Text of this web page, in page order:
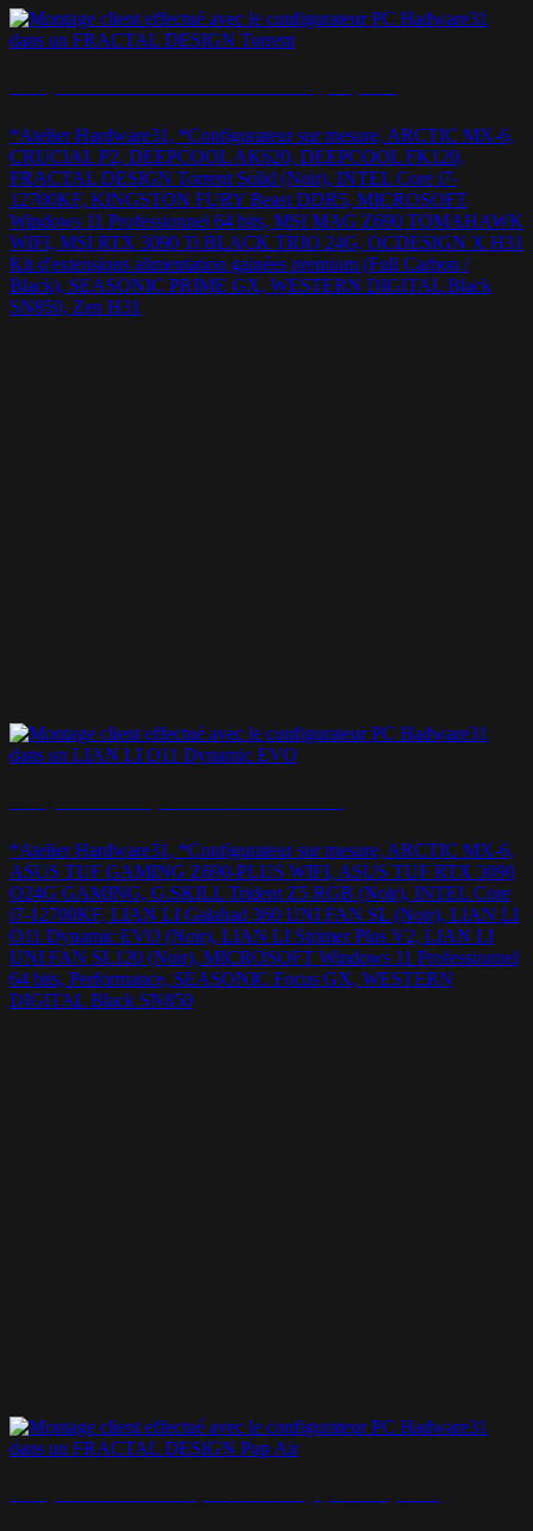
*Atelier Hardware31, *Configurateur sur mesure, ARCTIC MX-6,
CRUCIAL P2, DEEPCOOL AK620, DEEPCOOL FK120,
FRACTAL DESIGN Torrent Solid (Noir), INTEL Core i7-
12700KF, KINGSTON FURY Beast DDR5, MICROSOFT
Windows 11 Professionnel 64 bits, MSI MAG Z690 TOMAHAWK
WIFI, MSI RTX 3090 Ti BLACK TRIO 24G, OCDESIGN X H31
Kit d'extensions alimentation gainées premium (Full Carbon /
Black), SEASONIC PRIME GX, WESTERN DIGITAL Black
SN850, Zen H31
*Atelier Hardware31, *Configurateur sur mesure, ARCTIC MX-6,
ASUS TUF GAMING Z690-PLUS WIFI, ASUS TUF RTX 3090
O24G GAMING, G.SKILL Trident Z5 RGB (Noir), INTEL Core
i7-12700KF, LIAN LI Galahad 360 UNI FAN SL (Noir), LIAN LI
O11 Dynamic EVO (Noir), LIAN LI Strimer Plus V2, LIAN LI
UNI FAN SL120 (Noir), MICROSOFT Windows 11 Professionnel
64 bits, Performance, SEASONIC Focus GX, WESTERN
DIGITAL Black SN850